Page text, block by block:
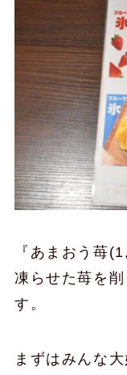
『あまおう苺
凍らせた苺を
す。
まずはみんな